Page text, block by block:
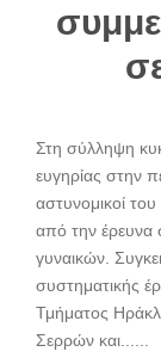
Στη σύλληψη
ευγηρίας στην
αστυνομικοί
από την έρευνα
γυναικών.
συστηματικής
Τμήματος
Σερρών και......